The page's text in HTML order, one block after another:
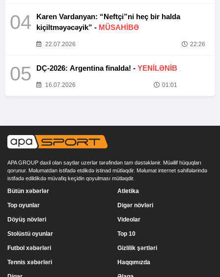
04
Karen Vardanyan: “Neftçi”ni heç bir halda
kiçiltməyəcəyik” - MÜSAHİBƏ
22.07.2026 22:26
05 DÇ-2026: Argentina finalda! - YENİLƏNİB
16.07.2026 01:01
APA GROUP daxil olan saytlar uzerlər tərəfindən tam dəstəklənir. Müəllif hüquqları
qorunur. Məlumatdan istifadə etdikdə istinad mütləqdir. Məlumat internet səhifələrində
istifadə edildikdə müvafiq keçidin qoyulması mütləqdir.
Bütün xəbərlər
Top oyunlar
Döyüş növləri
Stolüstü oyunlar
Atletika
Digər növləri
Videolar
Top 10
Futbol xəbərləri
Tennis xəbərləri
Gizlilik şərtləri
Haqqımızda